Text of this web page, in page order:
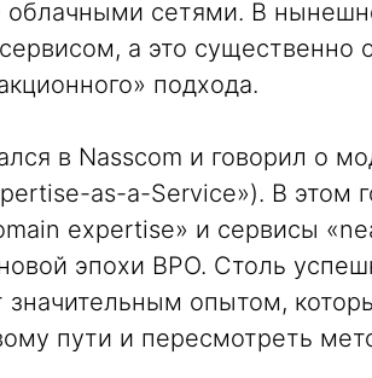
облачными сетями. В
а это существенно
подхода.
в Nasscom и говорил о
as-a-Service»). В этом
expertise» и сервисы
эпохи BPO. Столь
значительным опытом,
пути и пересмотреть